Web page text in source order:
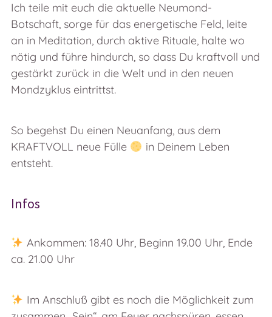
Ich teile mit euch die aktuelle Neumond-
Botschaft, sorge für das energetische Feld, leite
an in Meditation, durch aktive Rituale, halte wo
nötig und führe hindurch, so dass Du kraftvoll und
gestärkt zurück in die Welt und in den neuen
Mondzyklus eintrittst.
So begehst Du einen Neuanfang, aus dem
KRAFTVOLL neue Fülle
in Deinem Leben
entsteht.
Infos
Ankommen: 18.40 Uhr, Beginn 19.00 Uhr, Ende
ca. 21.00 Uhr
Im Anschluß gibt es noch die Möglichkeit zum